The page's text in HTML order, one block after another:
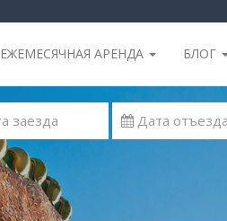
ЕЖЕМЕСЯЧНАЯ АРЕНДА БЛОГ